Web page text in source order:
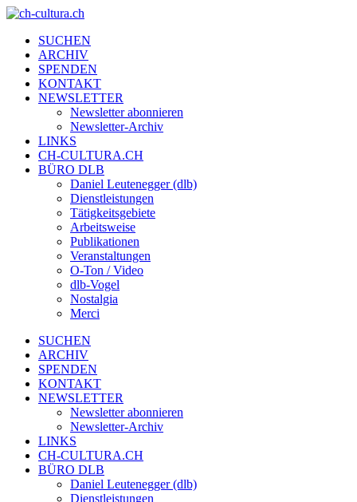
SUCHEN
ARCHIV
SPENDEN
KONTAKT
NEWSLETTER
Newsletter abonnieren
Newsletter-Archiv
LINKS
CH-CULTURA.CH
BÜRO DLB
Daniel Leutenegger (dlb)
Dienstleistungen
Tätigkeitsgebiete
Arbeitsweise
Publikationen
Veranstaltungen
O-Ton / Video
dlb-Vogel
Nostalgia
Merci
SUCHEN
ARCHIV
SPENDEN
KONTAKT
NEWSLETTER
Newsletter abonnieren
Newsletter-Archiv
LINKS
CH-CULTURA.CH
BÜRO DLB
Daniel Leutenegger (dlb)
Dienstleistungen